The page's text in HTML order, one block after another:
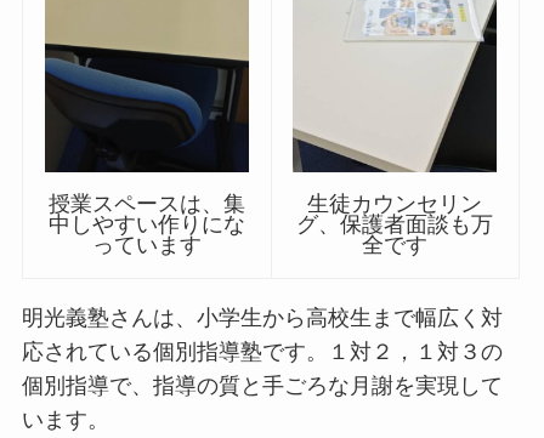
授業スペースは、集
中しやすい作りにな
っています
生徒カウンセリン
グ、保護者面談も万
全です
明光義塾さんは、小学生から高校生まで幅広く対
応されている個別指導塾です。１対２，１対３の
個別指導で、指導の質と手ごろな月謝を実現して
います。